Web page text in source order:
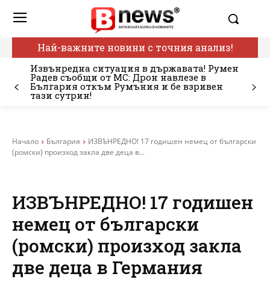
Най-важните новини с точния анализ!
Извънредна ситуация в държавата! Румен
Радев съобщи от МС: Дрон навлезе в
България откъм Румъния и бе взривен
тази сутрин!
Начало България
ИЗВЪНРЕДНО! 17 годишен немец от български
(ромски) произход закла две деца в...
ИЗВЪНРЕДНО! 17 годишен
немец от български
(ромски) произход закла
две деца в Германия